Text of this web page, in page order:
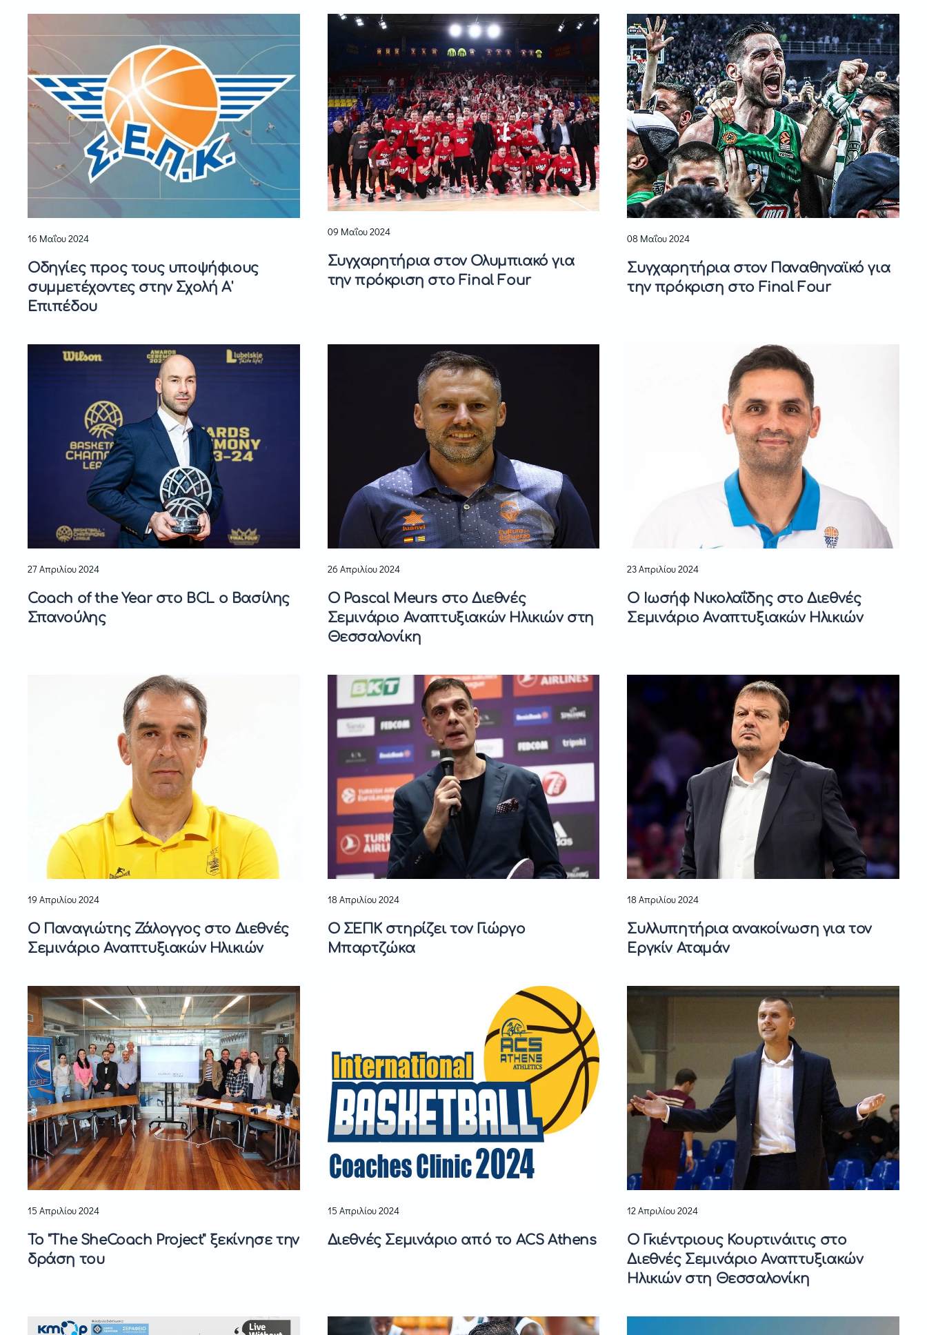
16 Μαΐου 2024
Οδηγίες προς τους υποψήφιους
συμμετέχοντες στην Σχολή Α'
Επιπέδου
09 Μαΐου 2024
Συγχαρητήρια στον Ολυμπιακό για
την πρόκριση στο Final Four
08 Μαΐου 2024
Συγχαρητήρια στον Παναθηναϊκό για
την πρόκριση στο Final Four
27 Απριλίου 2024
Coach of the Year στο BCL ο Βασίλης
Σπανούλης
26 Απριλίου 2024
Ο Pascal Meurs στο Διεθνές
Σεμινάριο Αναπτυξιακών Ηλικιών στη
Θεσσαλονίκη
23 Απριλίου 2024
Ο Ιωσήφ Νικολαΐδης στο Διεθνές
Σεμινάριο Αναπτυξιακών Ηλικιών
19 Απριλίου 2024
Ο Παναγιώτης Ζάλογγος στο Διεθνές
Σεμινάριο Αναπτυξιακών Ηλικιών
18 Απριλίου 2024
Ο ΣΕΠΚ στηρίζει τον Γιώργο
Μπαρτζώκα
18 Απριλίου 2024
Συλλυπητήρια ανακοίνωση για τον
Εργκίν Αταμάν
15 Απριλίου 2024
Το "The SheCoach Project" ξεκίνησε την
δράση του
15 Απριλίου 2024
Διεθνές Σεμινάριο από το ACS Athens
12 Απριλίου 2024
Ο Γκιέντριους Κουρτινάιτις στο
Διεθνές Σεμινάριο Αναπτυξιακών
Ηλικιών στη Θεσσαλονίκη